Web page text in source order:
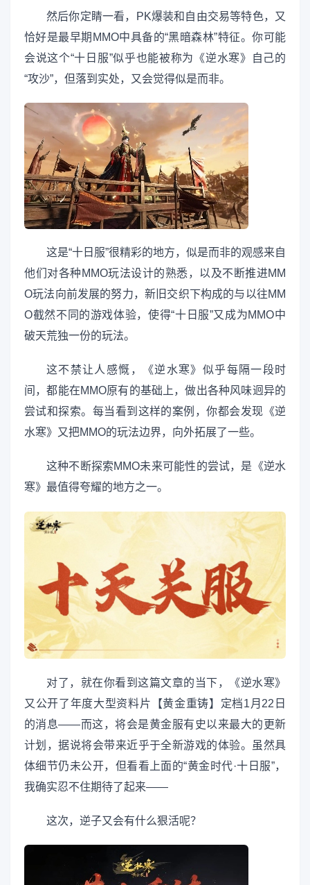
然后你定睛一看，PK爆装和自由交易等特色，又
恰好是最早期MMO中具备的“黑暗森林”特征。你可能
会说这个“十日服”似乎也能被称为《逆水寒》自己的
“攻沙”，但落到实处，又会觉得似是而非。
这是“十日服”很精彩的地方，似是而非的观感来自
他们对各种MMO玩法设计的熟悉，以及不断推进MM
O玩法向前发展的努力，新旧交织下构成的与以往MM
O截然不同的游戏体验，使得“十日服”又成为MMO中
破天荒独一份的玩法。
这不禁让人感慨，《逆水寒》似乎每隔一段时
间，都能在MMO原有的基础上，做出各种风味迥异的
尝试和探索。每当看到这样的案例，你都会发现《逆
水寒》又把MMO的玩法边界，向外拓展了一些。
这种不断探索MMO未来可能性的尝试，是《逆水
寒》最值得夸耀的地方之一。
对了，就在你看到这篇文章的当下，《逆水寒》
又公开了年度大型资料片【黄金重铸】定档1月22日
的消息——而这，将会是黄金服有史以来最大的更新
计划，据说将会带来近乎于全新游戏的体验。虽然具
体细节仍未公开，但看看上面的“黄金时代·十日服”，
我确实忍不住期待了起来——
这次，逆子又会有什么狠活呢？